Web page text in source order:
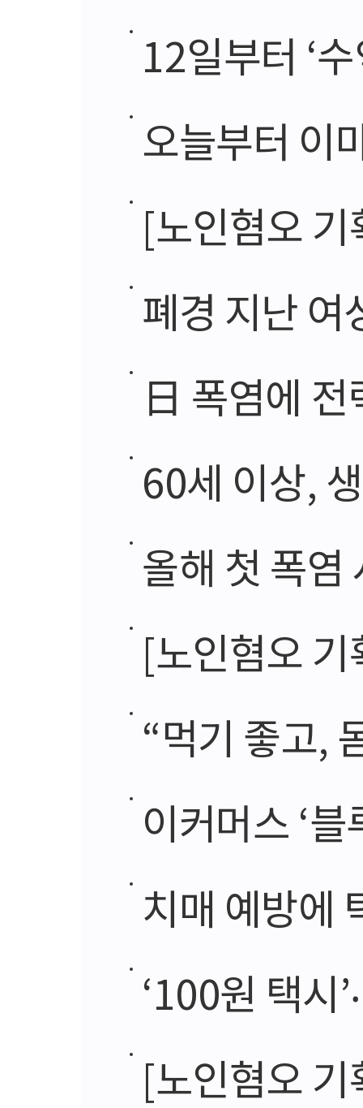
12일부터 ‘수
오늘부터 이마
[노인혐오 기획]
폐경 지난 여
日 폭염에
60세 이상,
올해 첫 폭
[노인혐오 기획]
“먹기 좋고, 몸
이커머스 ‘
치매 예방에
‘100원 택시’‧‘
[노인혐오 기획]